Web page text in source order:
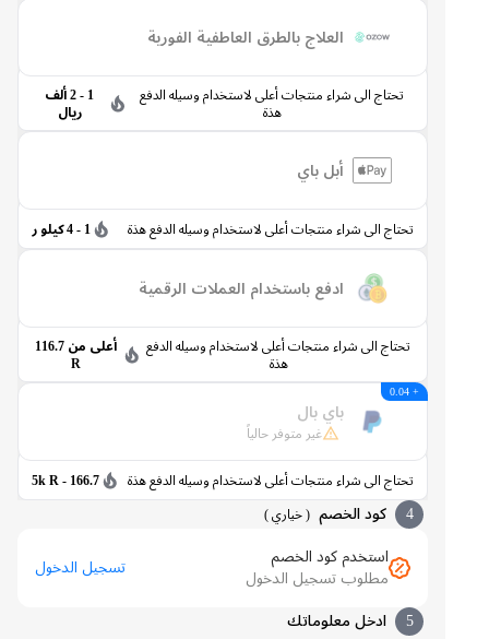
العلاج بالطرق العاطفية الفورية
تحتاج الى شراء منتجات أعلى لاستخدام وسيله الدفع
1 - 2 ألف
ريال
أبل باي
تحتاج الى شراء منتجات أعلى لاستخدام وسيله الدفع هذة 1 - 4 كيلو ر
ادفع باستخدام العملات الرقمية
تحتاج الى شراء منتجات أعلى لاستخدام وسيله الدفع
أعلى من 116.7
باي بال
غير متوفر حالياً
تحتاج الى شراء منتجات أعلى لاستخدام وسيله الدفع هذة 166.7 - 5k R
كود الخصم (خياري )
استخدم كود الخصم
مطلوب تسجيل الدخول
تسجيل الدخول
ادخل معلوماتك